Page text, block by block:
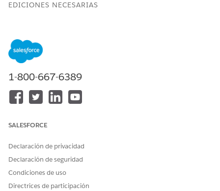
EDICIONES NECESARIAS
disponible en todas las organizaciones) y Lightning
Experience.
Disponible en: Ediciones
Unlimited con las licencias Salesforce Shield o Shield
Platform Encryption.
Disponible de forma gratuita en
NOTAEste contenido está relacionado con Shield Platform
Encryption. Lea acerca de la implementación de cifrado a
desde Salesforce.
1-800-667-6389
SALESFORCE
Declaración de privacidad
Declaración de seguridad
Condiciones de uso
Directrices de participación